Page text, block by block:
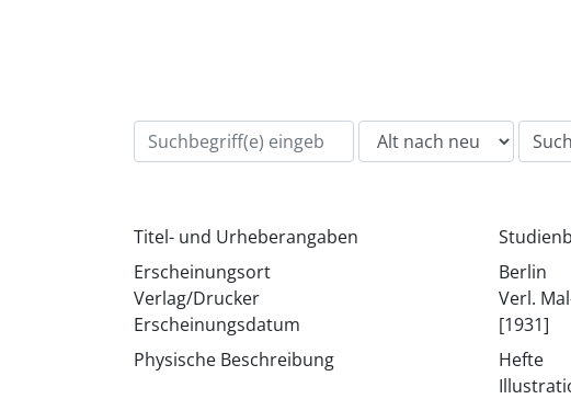
Titel- und Urheberangaben
Erscheinungsort
Verlag/Drucker
Erscheinungsdatum
Berlin
Verl.
[1931]
Physische Beschreibung
Hefte